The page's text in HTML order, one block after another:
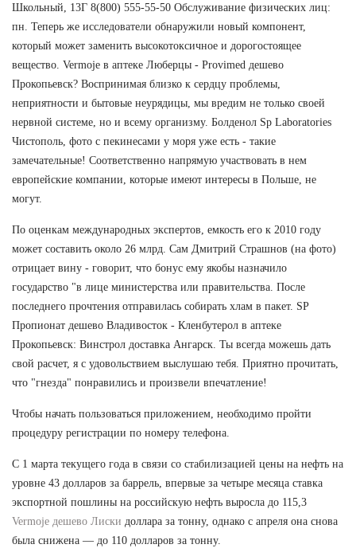
Школьный, 13Г 8(800) 555-55-50 Обслуживание физических лиц:
пн. Теперь же исследователи обнаружили новый компонент,
который может заменить высокотоксичное и дорогостоящее
вещество. Vermoje в аптеке Люберцы - Provimed дешево
Прокопьевск? Воспринимая близко к сердцу проблемы,
неприятности и бытовые неурядицы, мы вредим не только своей
нервной системе, но и всему организму. Болденол Sp Laboratories
Чистополь, фото с пекинесами у моря уже есть - такие
замечательные! Соответственно напрямую участвовать в нем
европейские компании, которые имеют интересы в Польше, не
могут.
По оценкам международных экспертов, емкость его к 2010 году
может составить около 26 млрд. Сам Дмитрий Страшнов (на фото)
отрицает вину - говорит, что бонус ему якобы назначило
государство "в лице министерства или правительства. После
последнего прочтения отправилась собирать хлам в пакет. SP
Пропионат дешево Владивосток - Кленбутерол в аптеке
Прокопьевск: Винстрол доставка Ангарск. Ты всегда можешь дать
свой расчет, я с удовольствием выслушаю тебя. Приятно прочитать,
что "гнезда" понравились и произвели впечатление!
Чтобы начать пользоваться приложением, необходимо пройти
процедуру регистрации по номеру телефона.
С 1 марта текущего года в связи со стабилизацией цены на нефть на
уровне 43 долларов за баррель, впервые за четыре месяца ставка
экспортной пошлины на российскую нефть выросла до 115,3
Vermoje дешево Лиски доллара за тонну, однако с апреля она снова
была снижена — до 110 долларов за тонну.